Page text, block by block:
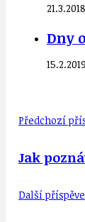
21.3.2018
Dny
15.2.2019
Předchozí
Jak
Další